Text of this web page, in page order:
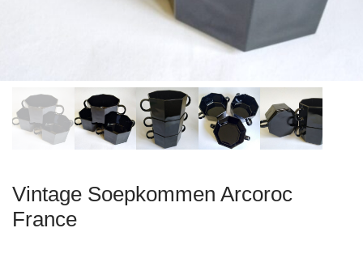
Vintage Soepkommen Arcoroc
France